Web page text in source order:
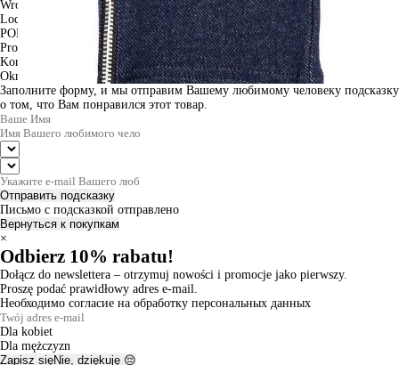
Wroclaw
Lodz
PODGLĄD
Produkt w koszyku
Kontynuuj zakupy
ZAMÓWIENIE
Okno informacyjne
Заполните форму, и мы отправим Вашему любимому человеку подсказку
о том, что Вам понравился этот товар.
Отправить подсказку
Письмо с подсказкой отправлено
Вернуться к покупкам
×
Odbierz 10% rabatu!
Dołącz do newslettera – otrzymuj nowości i promocje jako pierwszy.
Proszę podać prawidłowy adres e-mail.
Необходимо согласие на обработку персональных данных
Dla kobiet
Dla mężczyzn
Zapisz sięNie, dziękuję 😔